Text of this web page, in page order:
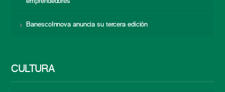
emprendedores
BanescoInnova anuncia su tercera edición
CULTURA